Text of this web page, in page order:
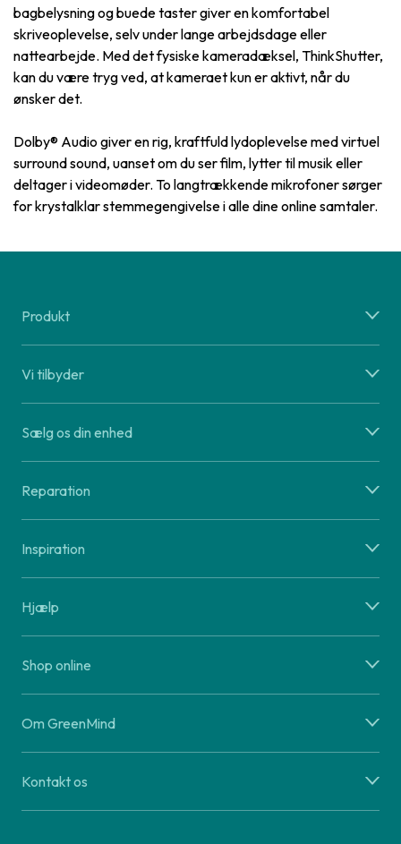
bagbelysning og buede taster giver en komfortabel
skriveoplevelse, selv under lange arbejdsdage eller
nattearbejde. Med det fysiske kameradæksel, ThinkShutter,
kan du være tryg ved, at kameraet kun er aktivt, når du
ønsker det.
Dolby® Audio giver en rig, kraftfuld lydoplevelse med virtuel
surround sound, uanset om du ser film, lytter til musik eller
deltager i videomøder. To langtrækkende mikrofoner sørger
for krystalklar stemmegengivelse i alle dine online samtaler.
Produkt
Vi tilbyder
Sælg os din enhed
Reparation
Inspiration
Hjælp
Shop online
Om GreenMind
Kontakt os